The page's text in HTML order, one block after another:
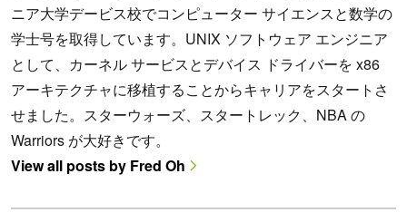
ニア大学デービス校でコンピューター サイエンスと数学の
学士号を取得しています。UNIX ソフトウェア エンジニア
として、カーネル サービスとデバイス ドライバーを x86
アーキテクチャに移植することからキャリアをスタートさ
せました。スターウォーズ、スタートレック、NBA の
Warriors が大好きです。
View all posts by Fred Oh